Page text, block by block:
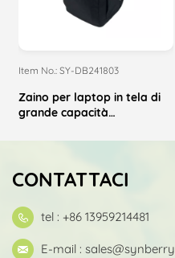
Item No.: SY-DB241803
Zaino per laptop in tela di
grande capacità
all'ingrosso
CONTATTACI
tel : +86 13959214481
E-mail :